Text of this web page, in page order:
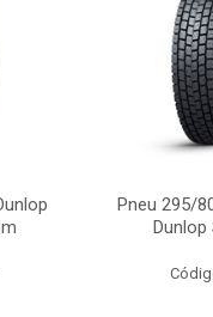
Pneu 295/
Dunlop